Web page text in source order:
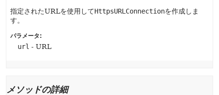
指定されたURLを使用してHttpsURLConnectionを作成しま
す。
パラメータ:
url - URL
メソッドの詳細